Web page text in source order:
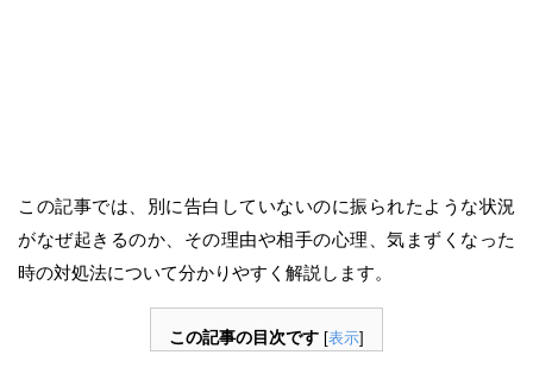
この記事では、別に告白していないのに振られたような状況
がなぜ起きるのか、その理由や相手の心理、気まずくなった
時の対処法について分かりやすく解説します。
この記事の目次です [表示]